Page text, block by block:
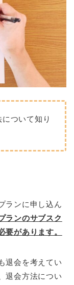
ついて知り
ランに申し込ん
ランのサブスク
要があります。
退会を考えてい
退会方法につい